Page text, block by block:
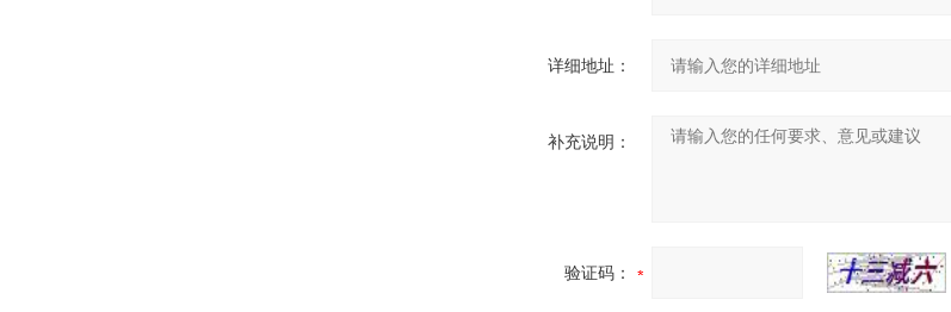
详细地址：
补充说明：
验证码：